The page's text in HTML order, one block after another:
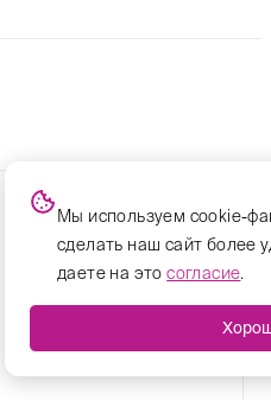
Мы используем cookie-
сделать наш сайт более
даете на этосогласие.